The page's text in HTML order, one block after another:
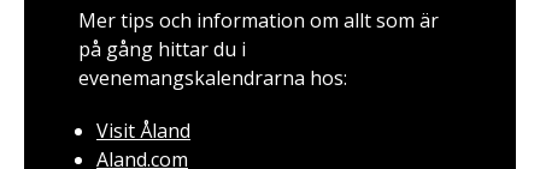
Mer tips och information om allt som är
på gång hittar du i
evenemangskalendrarna hos:
Visit Åland
Aland.com